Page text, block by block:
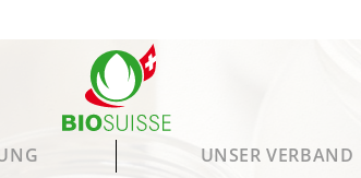
UNSER VERBAND